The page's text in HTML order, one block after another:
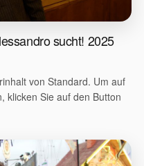
sucht! 2025
von Standard. Um auf
klicken Sie auf den Button